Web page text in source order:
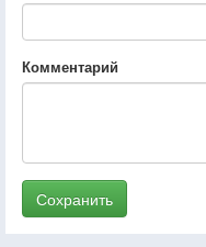
Комментарий
Сохранить